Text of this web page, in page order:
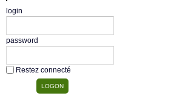
login
password
Restez connecté